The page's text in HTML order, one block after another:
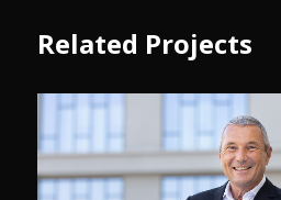
Related Projects